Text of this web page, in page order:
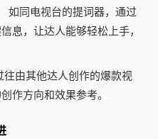
如同电视台的提词器，通过
息，让达人能够轻松上手，
往由其他达人创作的爆款视
作方向和效果参考。